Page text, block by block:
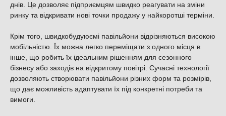
днів. Це дозволяє підприємцям швидко реагувати на зміни
ринку та відкривати нові точки продажу у найкоротші терміни.
Крім того, швидкобудуюємі павільйони відрізняються високою
мобільністю. Їх можна легко переміщати з одного місця в
інше, що робить їх ідеальним рішенням для сезонного
бізнесу або заходів на відкритому повітрі. Сучасні технології
дозволяють створювати павільйони різних форм та розмірів,
що дає можливість адаптувати їх під конкретні потреби та
вимоги.